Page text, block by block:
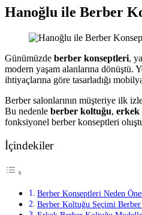
Hanoğlu ile Berber
Günümüzde berber konseptleri,
modern yaşam alanlarına dönüştü.
ihtiyaçlarına göre tasarladığı
Berber salonlarının müşteriye ilk
Bu nedenle berber koltuğu, erkek
fonksiyonel berber konseptleri
İçindekiler
Berber Konseptleri Neden
Berber Koltuğu Seçimi